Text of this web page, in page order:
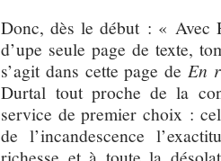
Donc, dès le début : « Avec
d’upe seule page de texte,
s’agit dans cette page de En
Durtal tout proche de la
service de premier choix :
de l’incandescence